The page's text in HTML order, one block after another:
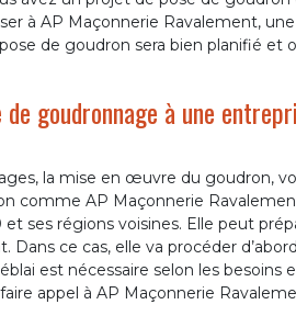
à AP Maçonnerie Ravalement,
de goudron sera bien planifié et
goudronnage à une
la mise en œuvre du goudron,
comme AP Maçonnerie
ses régions voisines. Elle peut
Dans ce cas, elle va procéder
est nécessaire selon les besoins
faire appel à AP Maçonnerie